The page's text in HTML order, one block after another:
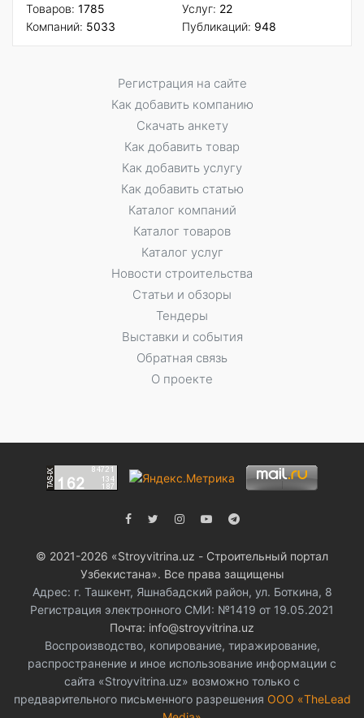
Товаров: 1785
Компаний: 5033
Услуг: 22
Публикаций: 948
Регистрация на сайте
Как добавить компанию
Скачать анкету
Как добавить товар
Как добавить услугу
Как добавить статью
Каталог компаний
Каталог товаров
Каталог услуг
Новости строительства
Статьи и обзоры
Тендеры
Выставки и события
Обратная связь
О проекте
© 2021-2026 «Stroyvitrina.uz - Строительный портал
Узбекистана». Все права защищены
Адрес: г. Ташкент, Яшнабадский район, ул. Боткина, 8
Регистрация электронного СМИ: №1419 от 19.05.2021
Почта: info@stroyvitrina.uz
Воспроизводство, копирование, тиражирование,
распространение и иное использование информации с
сайта «Stroyvitrina.uz» возможно только с
предварительного письменного разрешения ООО «TheLead